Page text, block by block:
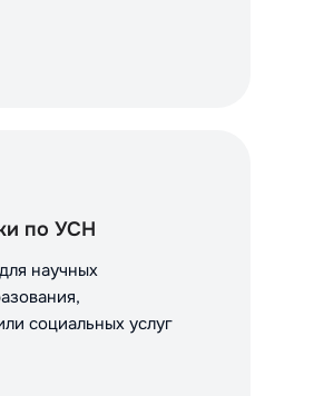
по УСН
научных
социальных услуг